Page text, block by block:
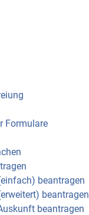
Formulare
beantragen
beantragen
beantragen